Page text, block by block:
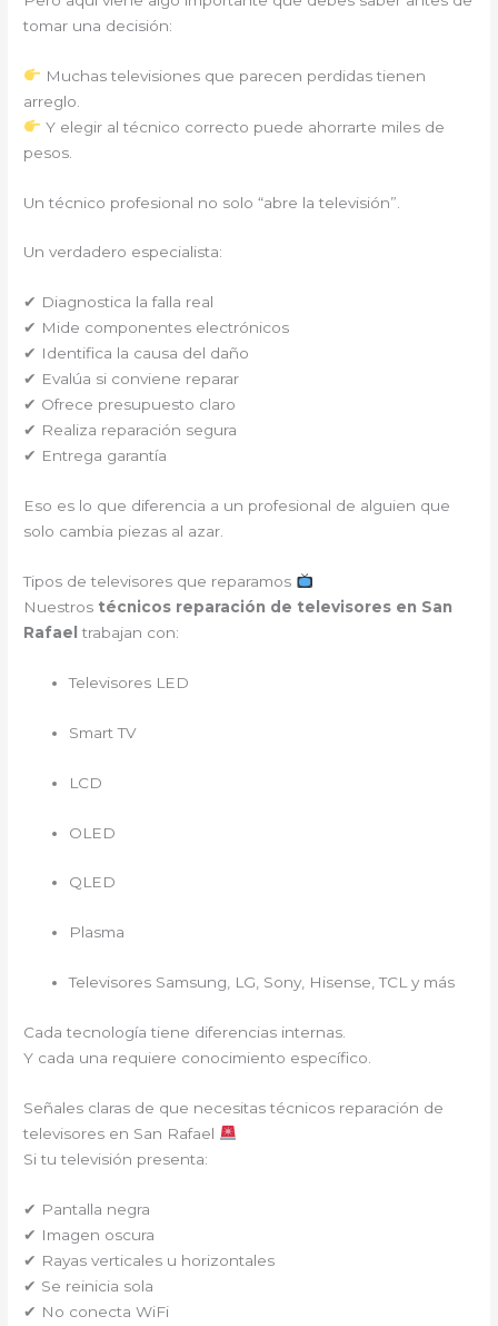
tomar una decisión:
Muchas televisiones que parecen perdidas tienen
arreglo.
Y elegir al técnico correcto puede ahorrarte miles de
pesos.
Un técnico profesional no solo “abre la televisión”.
Un verdadero especialista:
✔ Diagnostica la falla real
✔ Mide componentes electrónicos
✔ Identifica la causa del daño
✔ Evalúa si conviene reparar
✔ Ofrece presupuesto claro
✔ Realiza reparación segura
✔ Entrega garantía
Eso es lo que diferencia a un profesional de alguien que
solo cambia piezas al azar.
Tipos de televisores que reparamos
Nuestros técnicos reparación de televisores en San
Rafael trabajan con:
Televisores LED
Smart TV
LCD
OLED
QLED
Plasma
Televisores Samsung, LG, Sony, Hisense, TCL y más
Cada tecnología tiene diferencias internas.
Y cada una requiere conocimiento específico.
Señales claras de que necesitas técnicos reparación de
televisores en San Rafael
Si tu televisión presenta:
✔ Pantalla negra
✔ Imagen oscura
✔ Rayas verticales u horizontales
✔ Se reinicia sola
✔ No conecta WiFi